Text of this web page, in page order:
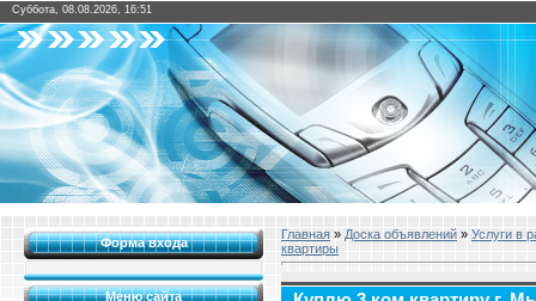
Суббота, 08.08.2026, 16:51
Форма входа
Меню сайта
Главная » Доска объявлений » Услуги в
квартиры